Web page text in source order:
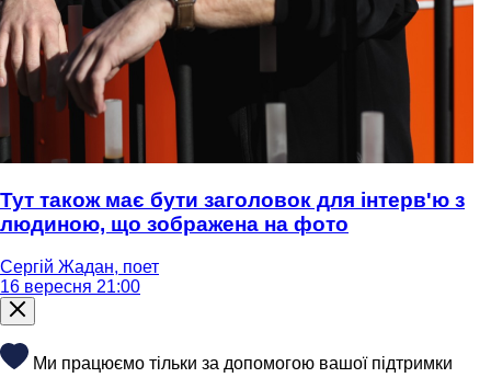
Тут також має бути заголовок для інтерв'ю з
людиною, що зображена на фото
Сергій Жадан, поет
16 вересня 21:00
Ми працюємо тільки за допомогою вашої підтримки